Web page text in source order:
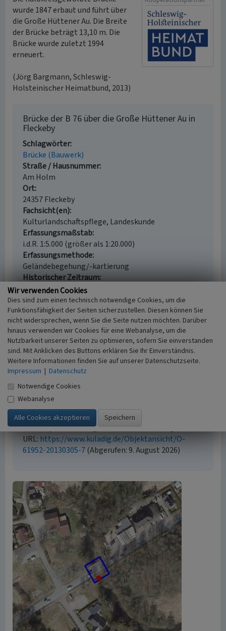
wurde 1847 erbaut und führt über
die Große Hüttener Au. Die Breite
der Brücke beträgt 13,10 m. Die
Brücke wurde zuletzt 1994
erneuert.
(Jörg Bargmann, Schleswig-
Holsteinischer Heimatbund, 2013)
Brücke der B 76 über die Große Hüttener Au in
Fleckeby
Schlagwörter
Brücke (Bauwerk)
Straße / Hausnummer
Am Holm
Ort
24357 Fleckeby
Fachsicht(en)
Kulturlandschaftspflege, Landeskunde
Erfassungsmaßstab
i.d.R. 1:5.000 (größer als 1:20.000)
Erfassungsmethode
Geländebegehung/-kartierung
Historischer Zeitraum
Beginn 1847
Empfohlene Zitierweise
Urheberrechtlicher Hinweis
Der hier präsentierte Inhalt ist urheberrechtlich
geschützt. Die angezeigten Medien unterliegen
möglicherweise zusätzlichen urheberrechtlichen
Bedingungen, die an diesen ausgewiesen sind.
Empfohlene Zitierweise
„Brücke der B 76 über die Große Hüttener Au in
Fleckeby”. In: KuLaDig, Kultur.Landschaft.Digital.
URL: https://www.kuladig.de/Objektansicht/O-
61952-20130305-7(Abgerufen: 9. August 2026)
Wir verwenden Cookies
Dies sind zum einen technisch notwendige Cookies, um die
Funktionsfähigkeit der Seiten sicherzustellen. Diesen können Sie
nicht widersprechen, wenn Sie die Seite nutzen möchten. Darüber
hinaus verwenden wir Cookies für eine Webanalyse, um die
Nutzbarkeit unserer Seiten zu optimieren, sofern Sie einverstanden
sind. Mit Anklicken des Buttons erklären Sie Ihr Einverständnis.
Weitere Informationen finden Sie auf unserer Datenschutzseite.
Impressum | Datenschutz
Notwendige Cookies
Webanalyse